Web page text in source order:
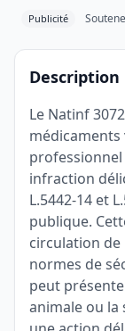
Publicité
Description
Le Natinf
infraction
L.5442-14 et
publique.
circulation
normes de
peut
animale ou la